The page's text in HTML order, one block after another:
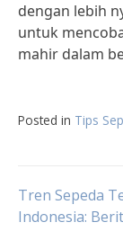
dengan lebih
untuk
mahir dalam
Posted in Tips
Post
Tren Sepeda
Indonesia: